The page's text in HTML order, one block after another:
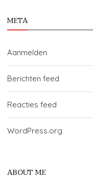
META
Aanmelden
Berichten feed
Reacties feed
WordPress.org
ABOUT ME